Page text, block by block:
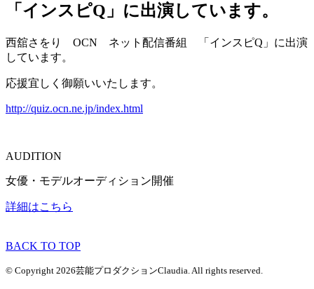
「インスピQ」に出演しています。
西舘さをり OCN ネット配信番組 「インスピQ」に出演
しています。
応援宜しく御願いいたします。
http://quiz.ocn.ne.jp/index.html
AUDITION
女優・モデルオーディション開催
詳細はこちら
BACK TO TOP
© Copyright 2026芸能プロダクションClaudia. All rights reserved.